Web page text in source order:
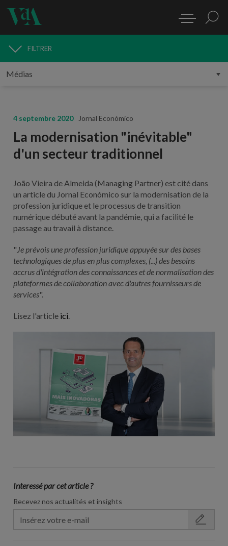
MÉDIAS
FILTRER
4 septembre 2020 Jornal Económico
La modernisation "inévitable"
d'un secteur traditionnel
João Vieira de Almeida (Managing Partner) est cité dans
un article du Jornal Económico sur la modernisation de la
profession juridique et le processus de transition
numérique débuté avant la pandémie, qui a facilité le
passage au travail à distance.
" Je prévois une profession juridique appuyée sur des bases
technologiques de plus en plus complexes, (...) des besoins
accrus d'intégration des connaissances et de normalisation des
plateformes de collaboration avec d'autres fournisseurs de
services".
Lisez l'article ici
Interessé par cet article ?
Recevez nos actualités et insights